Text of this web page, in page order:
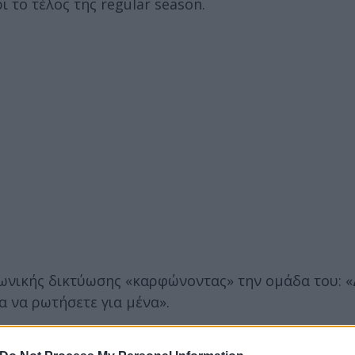
το τέλος της regular season.
δικτύωσης «καρφώνοντας» την ομάδα του:
ρωτήσετε για μένα».